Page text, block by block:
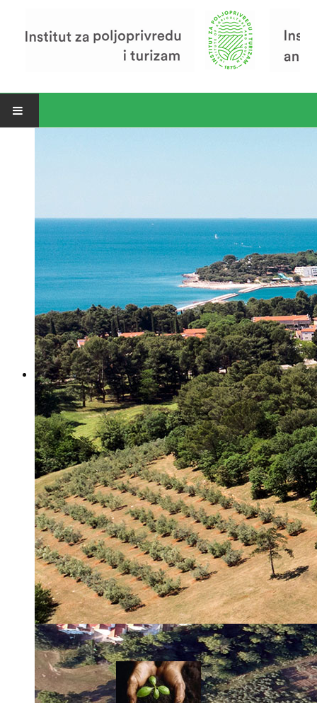
Zavod za poljoprivredu i prehranu
Zavod za ekonomiku i razvoj poljoprivrede
Zavod za turizam
Pokusno poljoprivredno imanje
Zaposlenici
Euraxess
Misija i vizija
Upravno Vijeće
Rad Upravnog vijeća
Znanstveno Vijeće
Rad Znanstvenog vijeća
Etičko povjerenstvo
Etički kodeks
Financiranje
Proračun
Potpore
PROGRAMSKO FINANCIRANJE
Izvještavanje po uredbi
Projekti Instituta
Dialogue4Tourism
REVIVE
WASTEREDUCE
MITOMED+
WINTERMED
CASTWATER
INHERIT
CONSUMLESS PLUS
IstraOILFest
ARHIVA PROJEKATA
IstraECOinclusive
Izdavačka djelatnost